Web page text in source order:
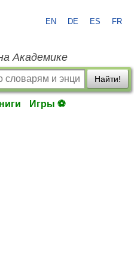
EN DE ES FR
Академике
Найти!
Игры ⚽